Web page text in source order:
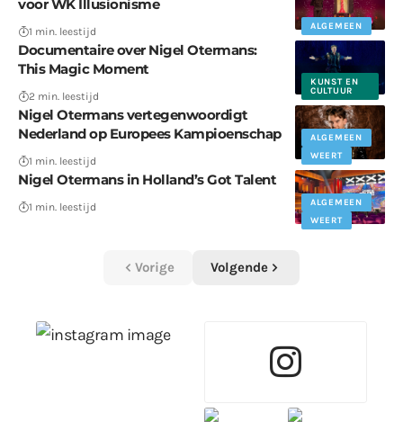
ALGEMEEN
voor WK Illusionisme
1 min. leestijd
KUNST EN
CULTUUR
Documentaire over Nigel Otermans:
This Magic Moment
2 min. leestijd
ALGEMEEN
WEERT
Nigel Otermans vertegenwoordigt
Nederland op Europees Kampioenschap
1 min. leestijd
ALGEMEEN
WEERT
Nigel Otermans in Holland’s Got Talent
1 min. leestijd
Vorige Volgende